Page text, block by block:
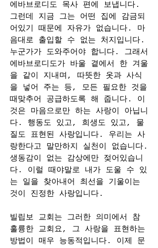
에바브로디도 목사 편에 보냅니다.
그런데 지금 그는 어떤 집에 감금되
어있기 때문에 자유가 없습니다. 마
음대로 출입할 수 없는 처지입니다.
누군가가 도와주어야 합니다. 그래서
에바브로디도가 바울 곁에서 한 겨울
을 같이 지내며, 따뜻한 옷과 사식
을 넣어 주는 등, 모든 필요한 것을
때맞추어 공급하도록 해 줍니다. 이
것은 마음으로만 하는 사랑이 아닙니
다. 행동도 있고, 희생도 있고, 물
질도 표현된 사랑입니다. 우리는 사
랑한다고 말만하지 실천이 없습니다.
생동감이 없는 감상에만 젖어있습니
다. 이럴 때야말로 내가 도울 수 있
는 일을 찾아내어 최선을 기울이는
것이 진정한 사랑입니다.
빌립보 교회는 그러한 의미에서 참
훌륭한 교회요, 그 사랑을 표현하는
방법이 매우 능동적입니다. 이제 문